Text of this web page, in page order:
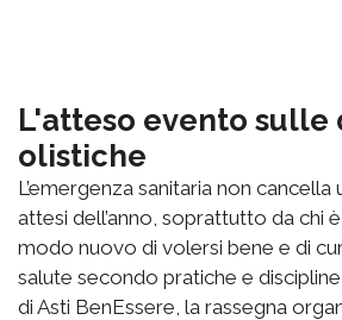
L'atteso evento sulle
olistiche
L’emergenza sanitaria non
attesi dell’anno, soprattutto da chi
modo nuovo di volersi bene e di
salute secondo pratiche e
di Asti BenEssere, la rassegna